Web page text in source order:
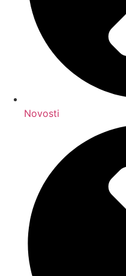
Novosti